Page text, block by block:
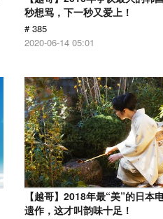
秒想骂，下一秒又爱上！
# 385
2020-06-14 05:01
【越哥】2018年最“美”的日本
遗作，这才叫韵味十足！